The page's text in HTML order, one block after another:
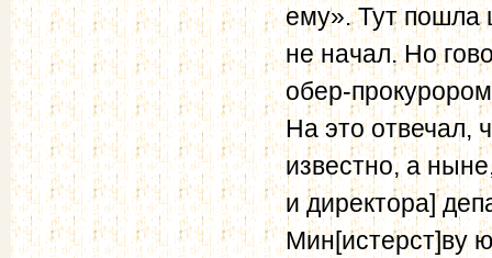
ему». Тут пошла
не начал. Но
обер-
На это отвечал,
известно, а
и директора]
Мин[истерст]ву